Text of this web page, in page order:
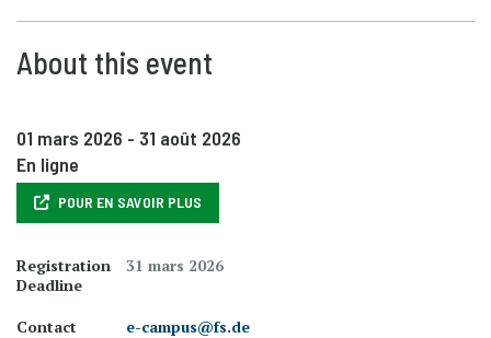
About this event
01 mars 2026 - 31 août 2026
En ligne
POUR EN SAVOIR PLUS
Registration
Deadline
31 mars 2026
Contact
e-campus@fs.de